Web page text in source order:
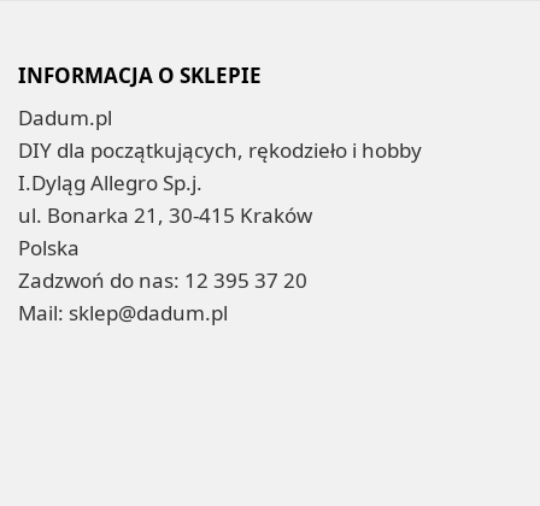
INFORMACJA O SKLEPIE
Dadum.pl
DIY dla początkujących, rękodzieło i hobby
I.Dyląg Allegro Sp.j.
ul. Bonarka 21, 30-415 Kraków
Polska
Zadzwoń do nas: 12 395 37 20
Mail: sklep@dadum.pl